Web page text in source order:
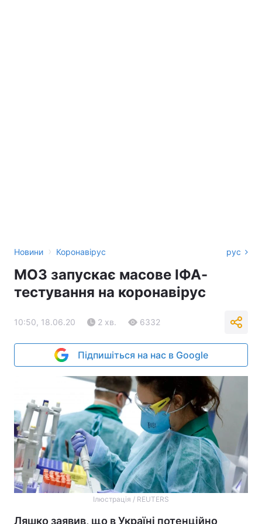
Новини › Коронавірус рус
МОЗ запускає масове ІФА-
тестування на коронавірус
10:50, 18.06.20 2 хв. 6332
Підпишіться на нас в Google
Ілюстрація / REUTERS
Ляшко заявив, що в Україні потенційно